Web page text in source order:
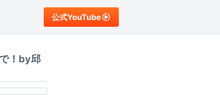
公式YouTube
！by邱